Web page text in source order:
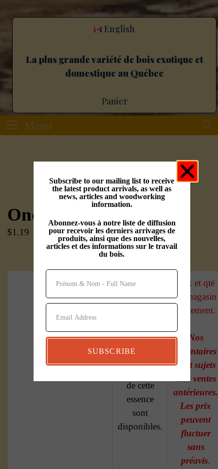
English
La plus grande variété de bois exotique et
domestique au Québec
Panier
Menu
Érable
Ondé
$1.19 5.25
Planches de
de cette
essence
sont
disponibles.
Prix et qté
en magasin
seulement.
Nos
inventaires
sont sujets
aux ventes
antérieures.
Les prix
peuvent
fluctuer
sans
préavis.
Subscribe to our mailing list to receive
the latest product arrivals, as well as
news, articles and woodworking
information.
Abonnez-vous à notre liste de diffusion
pour recevoir les derniers arrivages de
produits, ainsi que des nouvelles,
articles et des informations sur le travail
du bois.
SUBSCRIBE